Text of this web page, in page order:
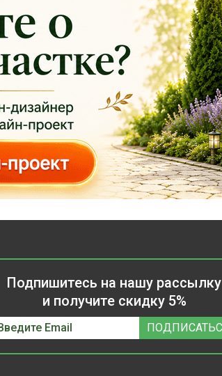
Подпишитесь на нашу рассылку
и получите скидку 5%